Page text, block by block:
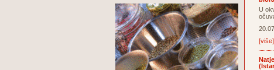
U
[više]